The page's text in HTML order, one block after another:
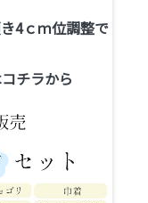
4ｃｍ位調整で
コチラから